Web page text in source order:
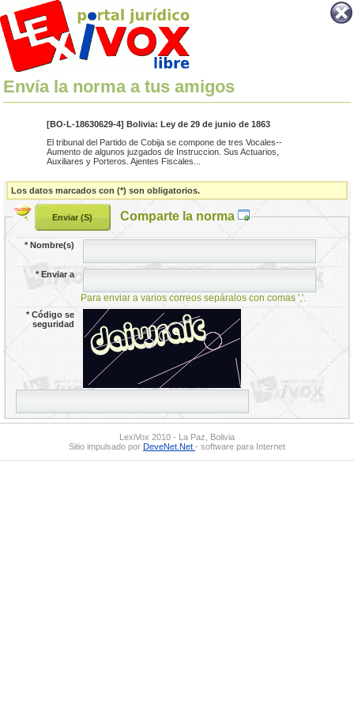
Envía la norma a tus amigos
[BO-L-18630629-4] Bolivia: Ley de 29 de junio de 1863
El tribunal del Partido de Cobija se compone de tres Vocales--
Aumento de algunos juzgados de Instruccion. Sus Actuarios,
Auxiliares y Porteros. Ajentes Fiscales...
Los datos marcados con (*) son obligatorios.
Comparte la norma
*Nombre(s)
*Enviar a
Para enviar a varios correos sepáralos con comas ','.
*Código se
seguridad
LexiVox 2010 - La Paz, Bolivia
Sitio impulsado por DeveNet.Net - software para Internet